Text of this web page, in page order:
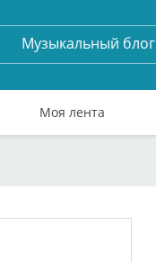
Музыкальный блог
Моя лента